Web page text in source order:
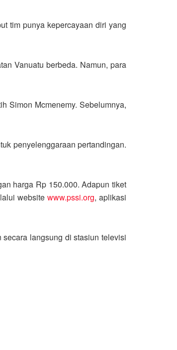
tim punya kepercayaan diri yang
Vanuatu berbeda. Namun, para
Simon Mcmenemy. Sebelumnya,
penyelenggaraan pertandingan.
harga Rp 150.000. Adapun tiket
website www.pssi.org, aplikasi
langsung di stasiun televisi